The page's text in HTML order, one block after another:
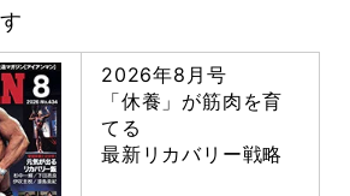
2026年8月号
「休養」が筋肉を育
てる
最新リカバリー戦略